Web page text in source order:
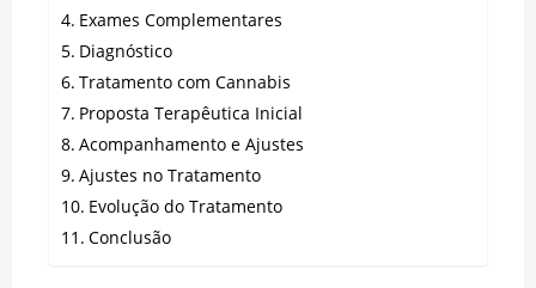
Exames Complementares
Diagnóstico
Tratamento com Cannabis
Proposta Terapêutica Inicial
Acompanhamento e Ajustes
Ajustes no Tratamento
Evolução do Tratamento
Conclusão